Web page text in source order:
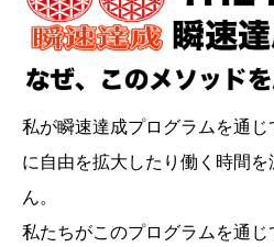
私が瞬速達成プログラムを通
に自由を拡大したり働く時間
ん。
私たちがこのプログラムを通